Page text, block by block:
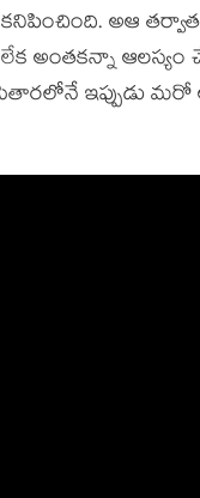
కనిపించింది. అఆ
అంతకన్నా
ఇప్పుడు మరో